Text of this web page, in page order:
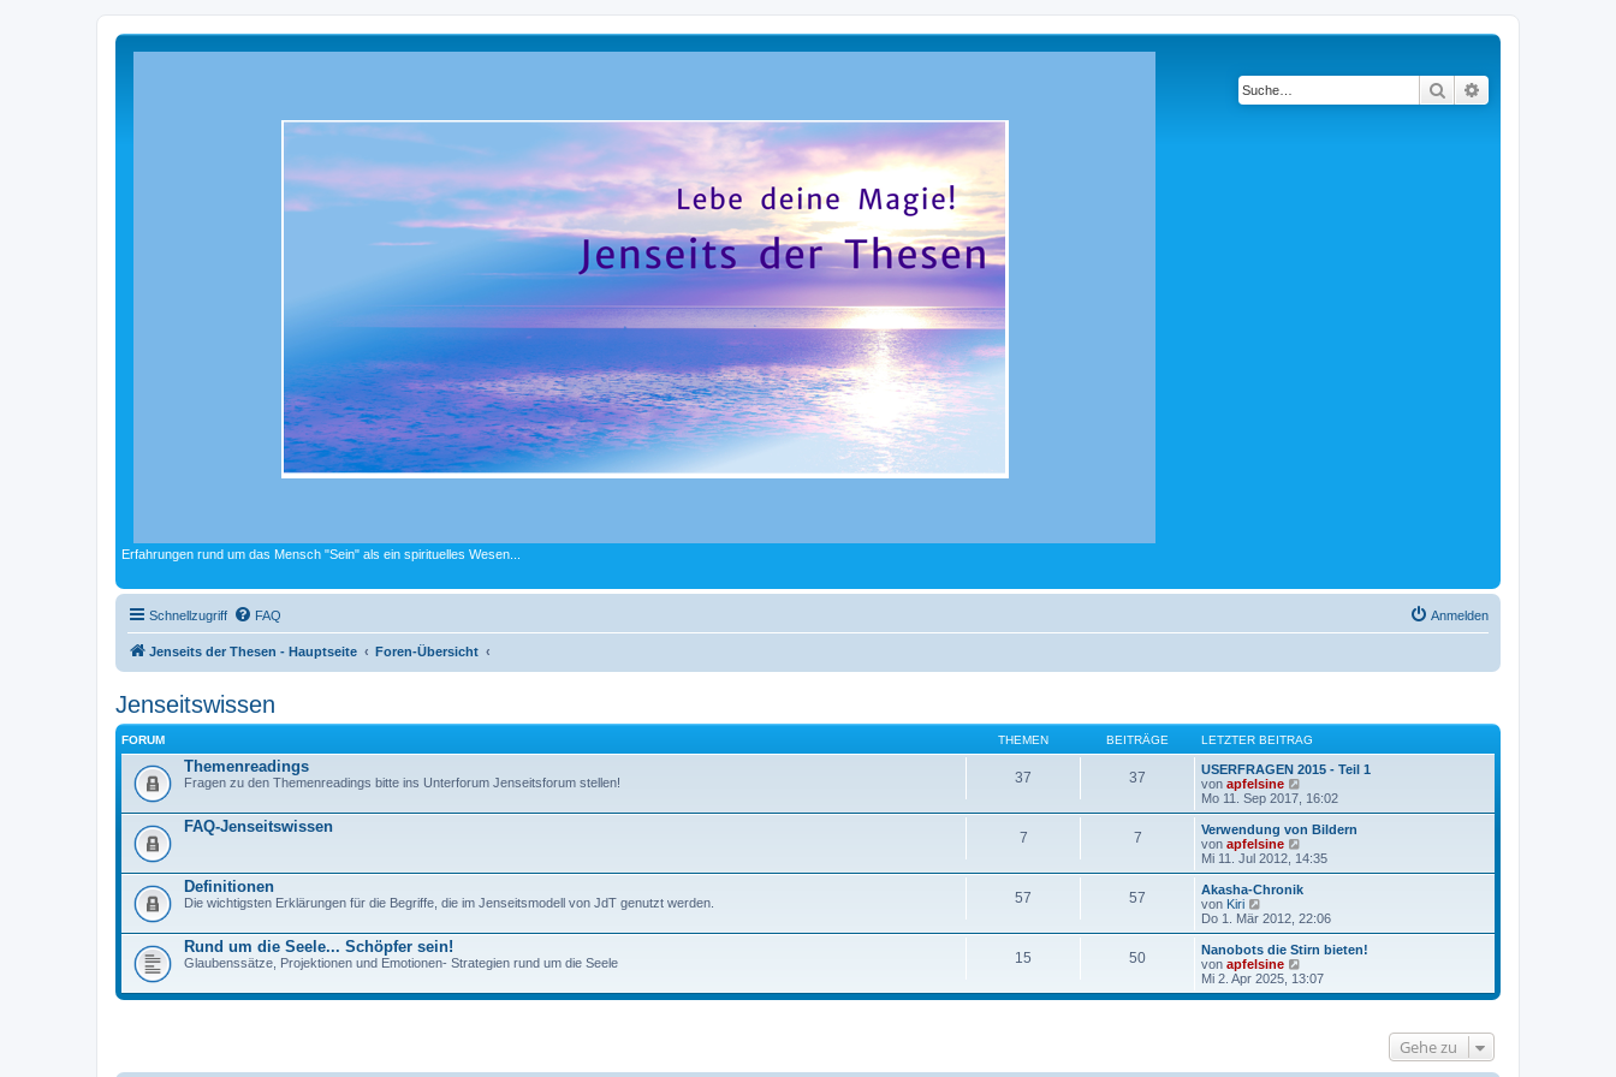
Erfahrungen rund um das Mensch "Sein" als ein spirituelles Wesen...
Suche
Schnellzugriff FAQ Anmelden
Jenseits der Thesen - Hauptseite Foren-Übersicht
Jenseitswissen
FORUM THEMEN BEITRÄGE LETZTER BEITRAG
Themenreadings
Fragen zu den Themenreadings bitte ins Unterforum Jenseitsforum stellen! 37 37
USERFRAGEN 2015 - Teil 1
von apfelsine
e
u
e
t
B
e
i
r
g
Mo 11. Sep 2017, 16:02
FAQ-Jenseitswissen
7 7
Verwendung von Bildern
von apfelsine
e
u
e
t
r
B
e
i
t
Mi 11. Jul 2012, 14:35
Definitionen
Die wichtigsten Erklärungen für die Begriffe, die im Jenseitsmodell von JdT genutzt werden. 57 57
Akasha-Chronik
von Kiri
e
u
e
s
t
r
Do 1. Mär 2012, 22:06
Rund um die Seele... Schöpfer sein!
Glaubenssätze, Projektionen und Emotionen- Strategien rund um die Seele 15 50
Nanobots die Stirn bieten!
von apfelsine
e
u
Mi 2. Apr 2025, 13:07
Gehe zu